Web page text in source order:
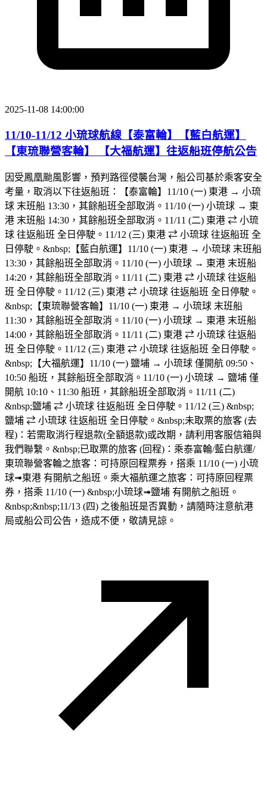
2025-11-08 14:00:00
11/10-11/12 小琉球航線【泰富輪】【藍白航運】
【東琉聯營客輪】 【大福航運】往返船班停航公告
因受鳳凰颱風影響，預判路徑侵襲台灣，船公司基於乘客安全
考量，取消以下往返船班：【泰富輪】11/10 (一) 東港 → 小琉
球 末班船 13:30，其餘船班全部取消。11/10 (一) 小琉球 → 東
港 末班船 14:30，其餘船班全部取消。11/11 (二) 東港 ⇄ 小琉
球 往返船班 全日停駛。11/12 (三) 東港 ⇄ 小琉球 往返船班 全
日停駛。&nbsp;【藍白航運】11/10 (一) 東港 → 小琉球 末班船
13:30，其餘船班全部取消。11/10 (一) 小琉球 → 東港 末班船
14:20，其餘船班全部取消。11/11 (二) 東港 ⇄ 小琉球 往返船
班 全日停駛。11/12 (三) 東港 ⇄ 小琉球 往返船班 全日停駛。
&nbsp;【東琉聯營客輪】11/10 (一) 東港 → 小琉球 末班船
11:30，其餘船班全部取消。11/10 (一) 小琉球 → 東港 末班船
14:00，其餘船班全部取消。11/11 (二) 東港 ⇄ 小琉球 往返船
班 全日停駛。11/12 (三) 東港 ⇄ 小琉球 往返船班 全日停駛。
&nbsp;【大福航運】11/10 (一) 鹽埔 → 小琉球 僅開航 09:50、
10:50 船班，其餘船班全部取消。11/10 (一) 小琉球 → 鹽埔 僅
開航 10:10、11:30 船班，其餘船班全部取消。11/11 (二)
&nbsp;鹽埔 ⇄ 小琉球 往返船班 全日停駛。11/12 (三) &nbsp;
鹽埔 ⇄ 小琉球 往返船班 全日停駛。&nbsp;未取票的旅客 (去
程)：若需取消行程退款(全額退款)或改期，請利用客服信箱與
我們聯繫。&nbsp;已取票的旅客 (回程)：乘泰富輪/藍白航運/
東琉聯營客輪之旅客：可持原回程票券，搭乘 11/10 (一) 小琉
球➟東港 有開航之船班。乘大福航運之旅客：可持原回程票
券，搭乘 11/10 (一) &nbsp;小琉球➟鹽埔 有開航之船班。
&nbsp;&nbsp;11/13 (四) 之後船班是否異動，請隨時注意航港
局或船公司公告，造成不便，敬請見諒。